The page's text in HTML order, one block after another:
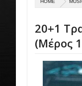
HOME
20+1
(Μέρος